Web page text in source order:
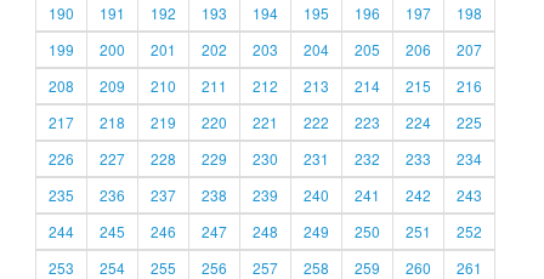
190
191 192 193 194 195 196 197
198
199
200 201 202 203 204 205 206
207
208
209 210 211 212 213 214 215
216
217
218 219 220 221 222 223 224
225
226
227 228 229 230 231 232 233
234
235
236 237 238 239 240 241 242
243
244
245 246 247 248 249 250 251
252
253
254 255 256 257 258 259 260
261